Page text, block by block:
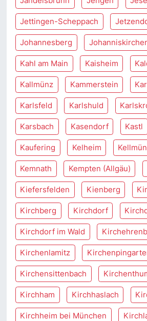
Jettingen-Scheppach
Johannesberg
Kahl am Main Kaisheim
Kallmünz Kammerstein
Karlsfeld Karlshuld
Karsbach Kasendorf Kastl
Kaufering Kelheim
Kemnath Kempten (Allgäu)
Kiefersfelden Kienberg
Kirchberg Kirchdorf
Kirchdorf im Wald
Kirchenlamitz
Kirchensittenbach
Kirchham Kirchhaslach
Kirchheim bei München